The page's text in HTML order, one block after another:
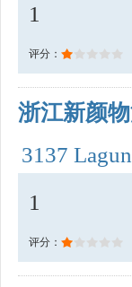
1
评分：
浙江新颜
3137
1
评分：